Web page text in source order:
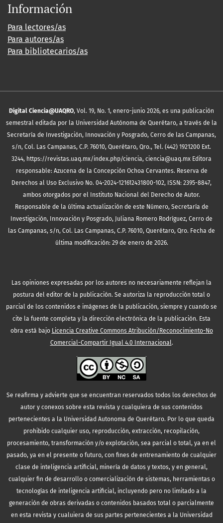
Información
Para lectores/as
Para autores/as
Para bibliotecarios/as
Digital Ciencia@UAQRO, Vol. 19, No. 1, enero-junio 2026, es una publicación
semestral editada por la Universidad Autónoma de Querétaro, a través de la
Secretaría de Investigación, Innovación y Posgrado, Cerro de las Campanas,
s/n, Col. Las Campanas, C.P. 76010, Querétaro, Qro., Tel. (442) 1921200 Ext.
3244, https://revistas.uaq.mx/index.php/ciencia, ciencia@uaq.mx Editora
responsable: Azucena de la Concepción Ochoa Cervantes. Reserva de
Derechos al Uso Exclusivo No. 04-2024-121612431800-102, ISSN: 2395-8847,
ambos otorgados por el Instituto Nacional del Derecho de Autor.
Responsable de la última actualización de este Número, Secretaría de
Investigación, Innovación y Posgrado, Juliana Romero Rodríguez, Cerro de
las Campanas, s/n, Col. Las Campanas, C.P. 76010, Querétaro, Qro. Fecha de
última modificación: 29 de enero de 2026.
Las opiniones expresadas por los autores no necesariamente reflejan la
postura del editor de la publicación. Se autoriza la reproducción total o
parcial de los contenidos e imágenes de la publicación, siempre y cuando se
cite la fuente completa y la dirección electrónica de la publicación. Esta
obra está bajo Licencia Creative Commons Atribución/Reconocimiento-No
Comercial-Compartir Igual 4.0 Internacional.
Se reafirma y advierte que se encuentran reservados todos los derechos de
autor y conexos sobre esta revista y cualquiera de sus contenidos
pertenecientes a la Universidad Autonoma de Querétaro. Por lo que queda
prohibido cualquier uso, reproducción, extracción, recopilación,
procesamiento, transformación y/o explotación, sea parcial o total, ya en el
pasado, ya en el presente o futuro, con fines de entrenamiento de cualquier
clase de inteligencia artificial, minería de datos y textos, y en general,
cualquier fin de desarrollo o comercialización de sistemas, herramientas o
tecnologías de inteligencia artificial, incluyendo pero no limitado a la
generación de obras derivadas o contenidos basados total o parcialmente
en esta revista y cualuiera de sus partes pertenecientes a la Universidad